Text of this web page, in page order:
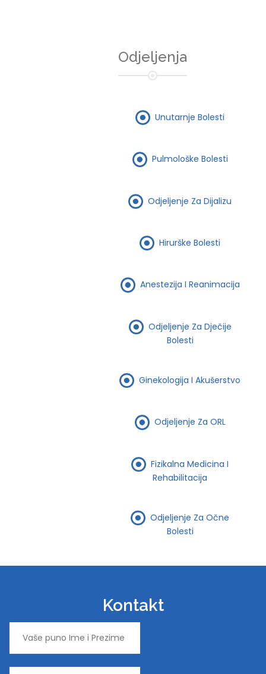
Odjeljenja
Unutarnje Bolesti
Pulmološke Bolesti
Odjeljenje Za Dijalizu
Hirurške Bolesti
Anestezija I Reanimacija
Odjeljenje Za Dječije
Bolesti
Ginekologija I Akušerstvo
Odjeljenje Za ORL
Fizikalna Medicina I
Rehabilitacija
Odjeljenje Za Očne
Bolesti
Kontakt